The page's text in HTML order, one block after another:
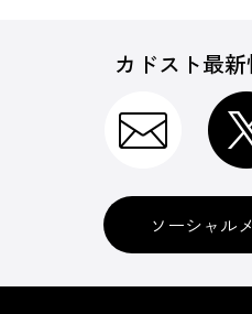
カドスト最
ソーシャル